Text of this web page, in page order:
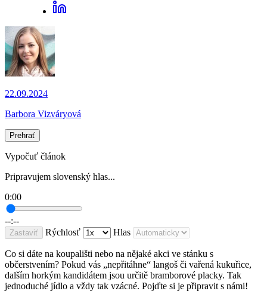
22.09.2024
Barbora Vizváryová
Prehrať
Vypočuť článok
Pripravujem slovenský hlas...
0:00
--:--
Zastaviť Rýchlosť Hlas
Co si dáte na koupališti nebo na nějaké akci ve stánku s
občerstvením? Pokud vás „nepřitáhne“ langoš či vařená kukuřice,
dalším horkým kandidátem jsou určitě bramborové placky. Tak
jednoduché jídlo a vždy tak vzácné. Pojďte si je připravit s námi!